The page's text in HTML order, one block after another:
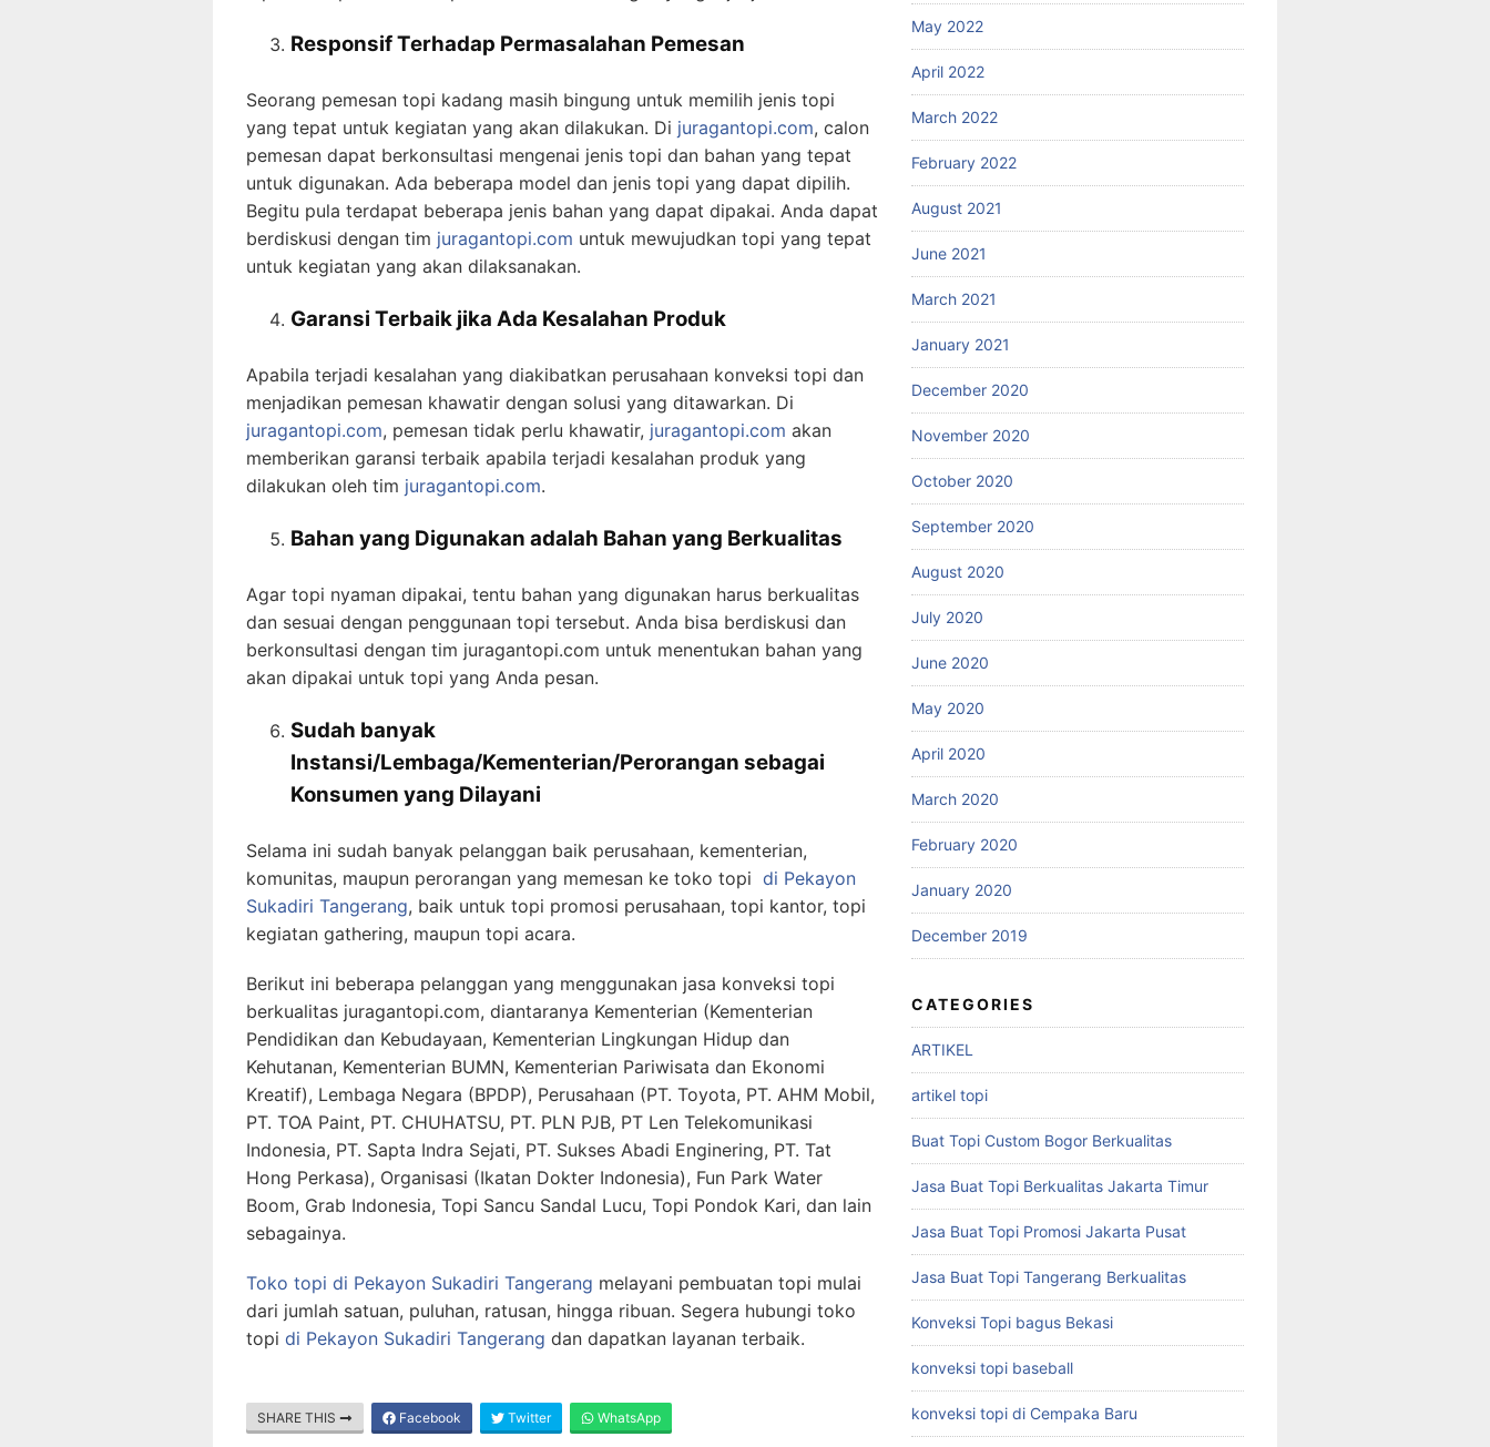
Responsif Terhadap Permasalahan Pemesan
Seorang pemesan topi kadang masih bingung untuk memilih jenis topi
yang tepat untuk kegiatan yang akan dilakukan. Di juragantopi.com, calon
pemesan dapat berkonsultasi mengenai jenis topi dan bahan yang tepat
untuk digunakan. Ada beberapa model dan jenis topi yang dapat dipilih.
Begitu pula terdapat beberapa jenis bahan yang dapat dipakai. Anda dapat
berdiskusi dengan tim juragantopi.com untuk mewujudkan topi yang tepat
untuk kegiatan yang akan dilaksanakan.
Garansi Terbaik jika Ada Kesalahan Produk
Apabila terjadi kesalahan yang diakibatkan perusahaan konveksi topi dan
menjadikan pemesan khawatir dengan solusi yang ditawarkan. Di
juragantopi.com, pemesan tidak perlu khawatir, juragantopi.com akan
memberikan garansi terbaik apabila terjadi kesalahan produk yang
dilakukan oleh tim juragantopi.com.
Bahan yang Digunakan adalah Bahan yang Berkualitas
Agar topi nyaman dipakai, tentu bahan yang digunakan harus berkualitas
dan sesuai dengan penggunaan topi tersebut. Anda bisa berdiskusi dan
berkonsultasi dengan tim juragantopi.com untuk menentukan bahan yang
akan dipakai untuk topi yang Anda pesan.
Sudah banyak
Instansi/Lembaga/Kementerian/Perorangan sebagai
Konsumen yang Dilayani
Selama ini sudah banyak pelanggan baik perusahaan, kementerian,
komunitas, maupun perorangan yang memesan ke toko topi di Pekayon
Sukadiri Tangerang, baik untuk topi promosi perusahaan, topi kantor, topi
kegiatan gathering, maupun topi acara.
Berikut ini beberapa pelanggan yang menggunakan jasa konveksi topi
berkualitas juragantopi.com, diantaranya Kementerian (Kementerian
Pendidikan dan Kebudayaan, Kementerian Lingkungan Hidup dan
Kehutanan, Kementerian BUMN, Kementerian Pariwisata dan Ekonomi
Kreatif), Lembaga Negara (BPDP), Perusahaan (PT. Toyota, PT. AHM Mobil,
PT. TOA Paint, PT. CHUHATSU, PT. PLN PJB, PT Len Telekomunikasi
Indonesia, PT. Sapta Indra Sejati, PT. Sukses Abadi Enginering, PT. Tat
Hong Perkasa), Organisasi (Ikatan Dokter Indonesia), Fun Park Water
Boom, Grab Indonesia, Topi Sancu Sandal Lucu, Topi Pondok Kari, dan lain
sebagainya.
Toko topi di Pekayon Sukadiri Tangerang melayani pembuatan topi mulai
dari jumlah satuan, puluhan, ratusan, hingga ribuan. Segera hubungi toko
topi di Pekayon Sukadiri Tangerang dan dapatkan layanan terbaik.
SHARE THIS Facebook Twitter WhatsApp
May 2022
April 2022
March 2022
February 2022
August 2021
June 2021
March 2021
January 2021
December 2020
November 2020
October 2020
September 2020
August 2020
July 2020
June 2020
May 2020
April 2020
March 2020
February 2020
January 2020
December 2019
CATEGORIES
ARTIKEL
artikel topi
Buat Topi Custom Bogor Berkualitas
Jasa Buat Topi Berkualitas Jakarta Timur
Jasa Buat Topi Promosi Jakarta Pusat
Jasa Buat Topi Tangerang Berkualitas
Konveksi Topi bagus Bekasi
konveksi topi baseball
konveksi topi di Cempaka Baru